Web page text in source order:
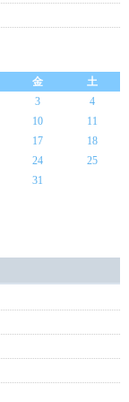
金
土
3
4
10
11
17
18
24
25
31